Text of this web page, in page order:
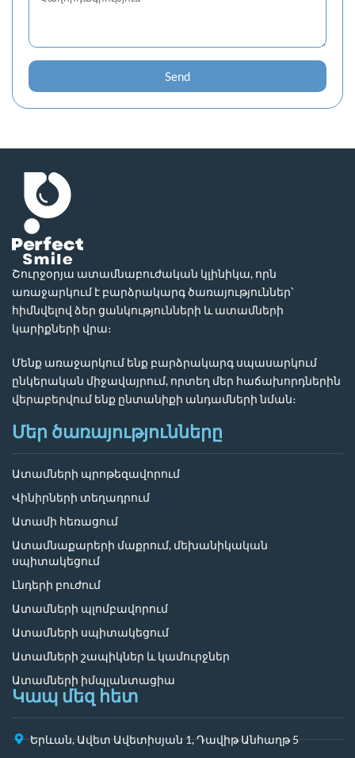
Send
Շուրջօրյա ատամնաբուժական կլինիկա, որն
առաջարկում է բարձրակարգ ծառայություններ՝
հիմնվելով ձեր ցանկությունների և ատամների
կարիքների վրա։
Մենք առաջարկում ենք բարձրակարգ սպասարկում
ընկերական միջավայրում, որտեղ մեր հաճախորդներին
վերաբերվում ենք ընտանիքի անդամների նման։
Մեր ծառայությունները
Ատամների պրոթեզավորում
Վինիրների տեղադրում
Ատամի հեռացում
Ատամնաքարերի մաքրում, մեխանիկական
սպիտակեցում
Լնդերի բուժում
Ատամների պլոմբավորում
Ատամների սպիտակեցում
Ատամների շապիկներ և կամուրջներ
Ատամների իմպլանտացիա
Կապ մեզ հետ
Երևան, Ավետ Ավետիսյան 1, Դավիթ Անհաղթ 5